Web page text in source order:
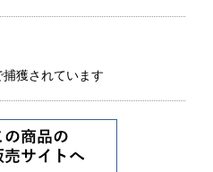
獲されています